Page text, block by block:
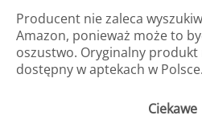
Producent nie zaleca
Amazon, ponieważ może to
oszustwo. Oryginalny
dostępny w aptekach w Polsce.
Ciekawe